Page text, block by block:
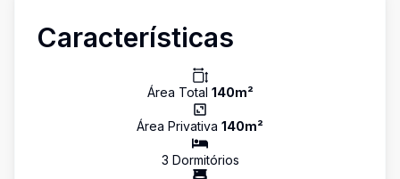
Características
Área Total 140m²
Área Privativa 140m²
3 Dormitórios